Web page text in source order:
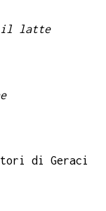
il latte
di Geraci